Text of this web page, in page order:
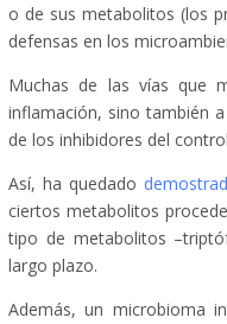
o de sus metabolitos (los
defensas en los
Muchas de las vías que
inflamación, sino también
de los inhibidores del
Así, ha quedado
ciertos metabolitos
tipo de metabolitos
largo plazo.
Además, un microbioma